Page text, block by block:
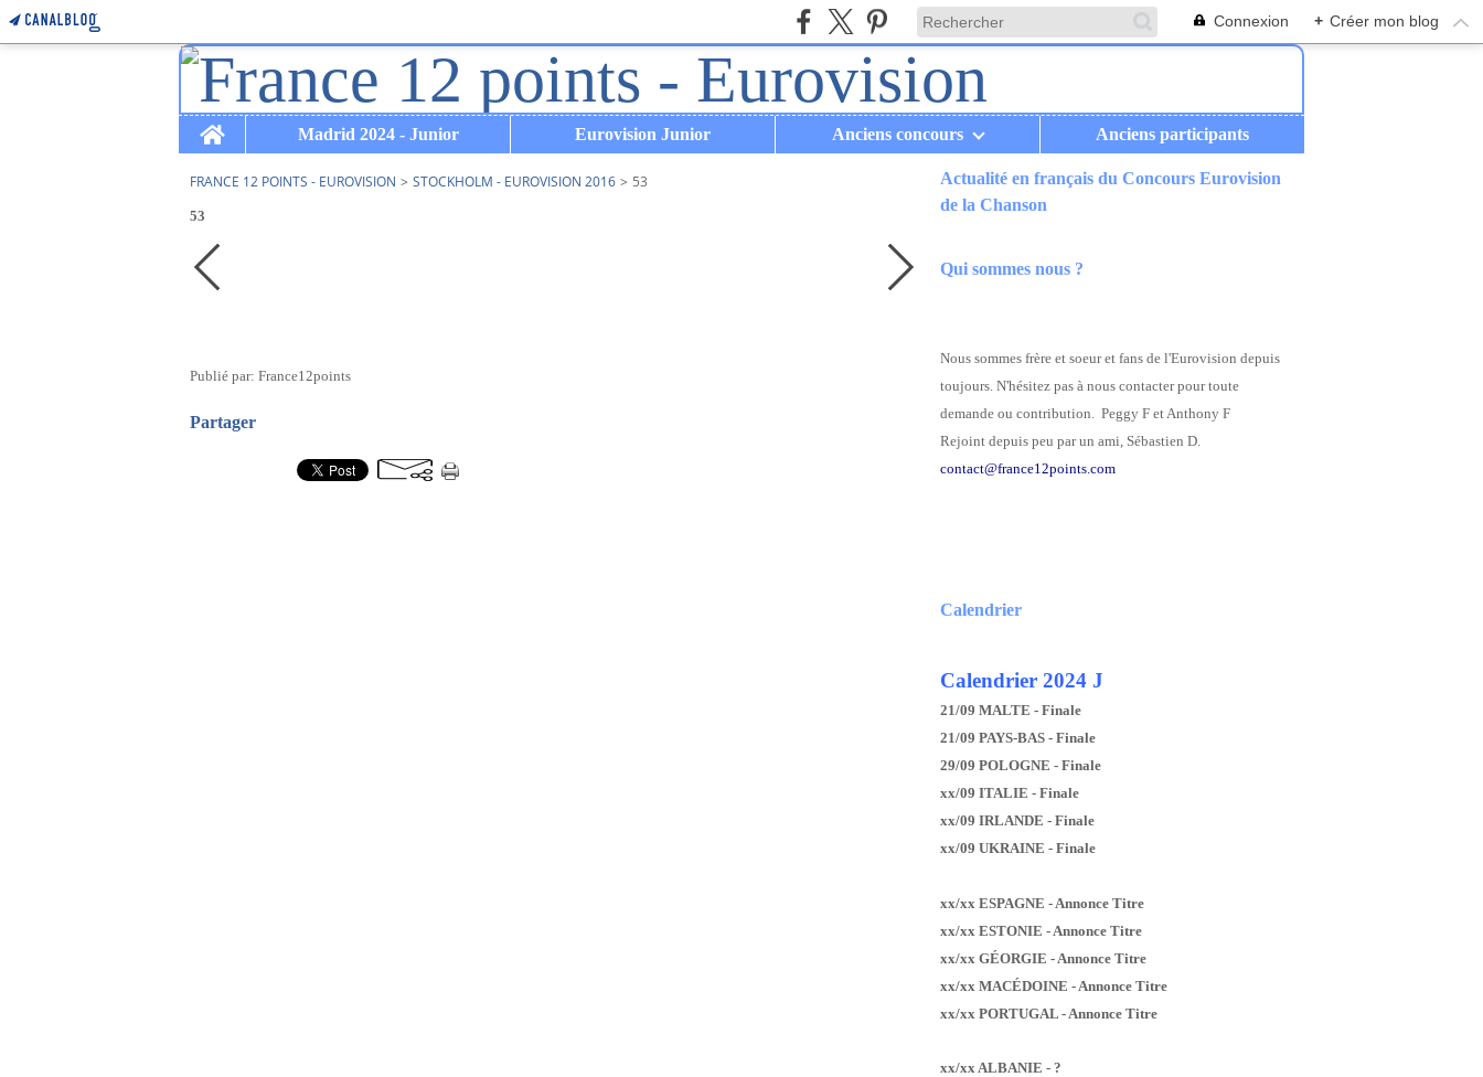
Connexion + Créer mon blog
Home
Madrid 2024 - Junior Eurovision Junior Anciens concours Anciens participants
FRANCE 12 POINTS - EUROVISION > STOCKHOLM - EUROVISION 2016 > 53
53
Publié par: France12points
Partager
Actualité en français du Concours Eurovision
de la Chanson
Qui sommes nous ?
Nous sommes frère et soeur et fans de l'Eurovision depuis
toujours. N'hésitez pas à nous contacter pour toute
demande ou contribution. Peggy F et Anthony F
Rejoint depuis peu par un ami, Sébastien D.
contact@france12points.com
Calendrier
Calendrier 2024 J
21/09 MALTE - Finale
21/09 PAYS-BAS - Finale
29/09 POLOGNE - Finale
xx/09 ITALIE - Finale
xx/09 IRLANDE - Finale
xx/09 UKRAINE - Finale
xx/xx ESPAGNE - Annonce Titre
xx/xx ESTONIE - Annonce Titre
xx/xx GÉORGIE - Annonce Titre
xx/xx MACÉDOINE - Annonce Titre
xx/xx PORTUGAL - Annonce Titre
xx/xx ALBANIE - ?